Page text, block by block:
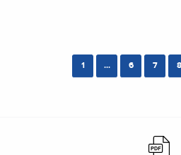
1 ... 6 7 8